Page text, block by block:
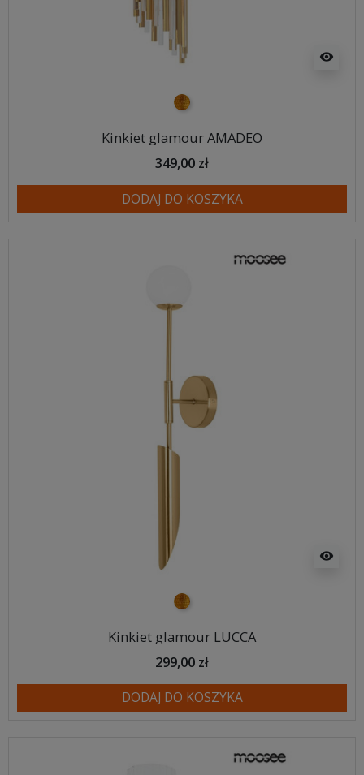
visibility
złoty
Kinkiet glamour AMADEO
349,00 zł
DODAJ DO KOSZYKA
visibility
złoty
Kinkiet glamour LUCCA
299,00 zł
DODAJ DO KOSZYKA